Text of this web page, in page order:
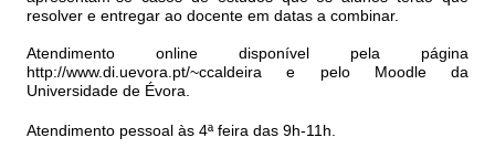
resolver e entregar ao docente em datas a combinar.
Atendimento online disponível pela página
http://www.di.uevora.pt/~ccaldeira e pelo Moodle da
Universidade de Évora.
Atendimento pessoal às 4ª feira das 9h-11h.